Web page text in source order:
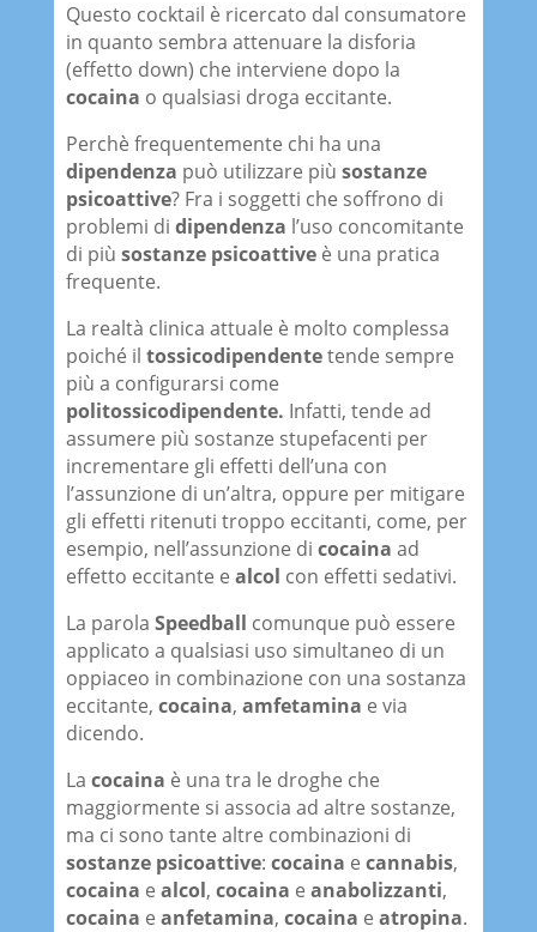
Questo cocktail è ricercato dal consumatore
in quanto sembra attenuare la disforia
(effetto down) che interviene dopo la
cocaina o qualsiasi droga eccitante.
Perchè frequentemente chi ha una
dipendenza può utilizzare più sostanze
psicoattive? Fra i soggetti che soffrono di
problemi di dipendenza l’uso concomitante
di più sostanze psicoattiveè una pratica
frequente.
La realtà clinica attuale è molto complessa
poiché il tossicodipendentetende sempre
più a configurarsi come
politossicodipendente. Infatti, tende ad
assumere più sostanze stupefacenti per
incrementare gli effetti dell’una con
l’assunzione di un’altra, oppure per mitigare
gli effetti ritenuti troppo eccitanti, come, per
esempio, nell’assunzione di cocaina ad
effetto eccitante e alcol con effetti sedativi.
La parola Speedball comunque può essere
applicato a qualsiasi uso simultaneo di un
oppiaceo in combinazione con una sostanza
eccitante, cocaina, amfetamina e via
dicendo.
La cocaina è una tra le droghe che
maggiormente si associa ad altre sostanze,
ma ci sono tante altre combinazioni di
sostanze psicoattive: cocaina e cannabis,
cocaina e alcol, cocaina e anabolizzanti,
cocaina e anfetamina, cocaina e atropina.